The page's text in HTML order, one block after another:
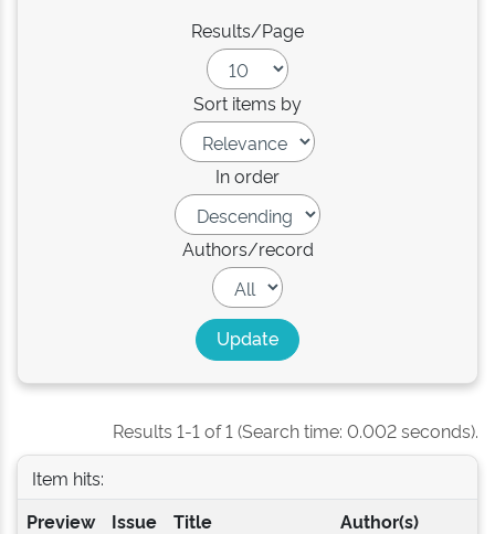
Results/Page
Sort items by
In order
Authors/record
Results 1-1 of 1 (Search time: 0.002 seconds).
Item hits:
Preview
Issue
Title Author(s)